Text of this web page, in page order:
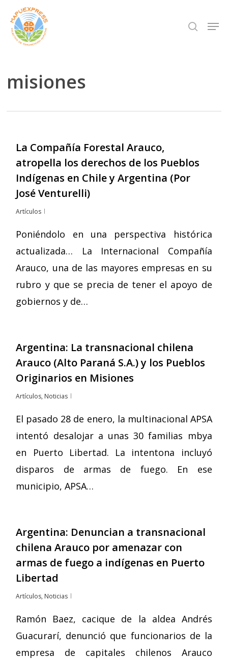
Skip
main
search
misiones
La Compañía Forestal Arauco,
atropella los derechos de los Pueblos
Indígenas en Chile y Argentina (Por
José Venturelli)
Artículos
Poniéndolo en una perspectiva histórica
actualizada… La Internacional Compañía
Arauco, una de las mayores empresas en su
rubro y que se precia de tener el apoyo de
gobiernos y de…
Argentina: La transnacional chilena
Arauco (Alto Paraná S.A.) y los Pueblos
Originarios en Misiones
Artículos, Noticias
El pasado 28 de enero, la multinacional APSA
intentó desalojar a unas 30 familias mbya
en Puerto Libertad. La intentona incluyó
disparos de armas de fuego. En ese
municipio, APSA…
Argentina: Denuncian a transnacional
chilena Arauco por amenazar con
armas de fuego a indígenas en Puerto
Libertad
Artículos, Noticias
Ramón Baez, cacique de la aldea Andrés
Guacurarí, denunció que funcionarios de la
empresa de capitales chilenos Arauco
Close